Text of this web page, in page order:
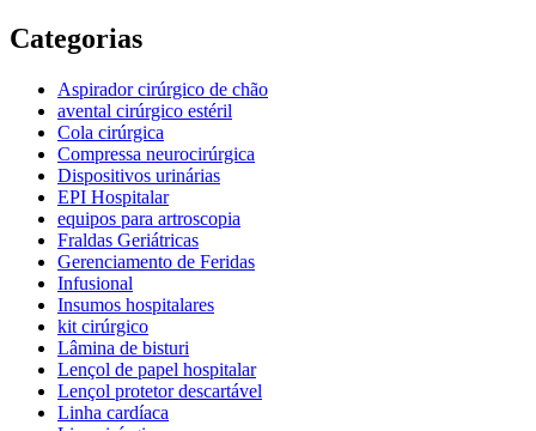
Categorias
Aspirador cirúrgico de chão
avental cirúrgico estéril
Cola cirúrgica
Compressa neurocirúrgica
Dispositivos urinárias
EPI Hospitalar
equipos para artroscopia
Fraldas Geriátricas
Gerenciamento de Feridas
Infusional
Insumos hospitalares
kit cirúrgico
Lâmina de bisturi
Lençol de papel hospitalar
Lençol protetor descartável
Linha cardíaca